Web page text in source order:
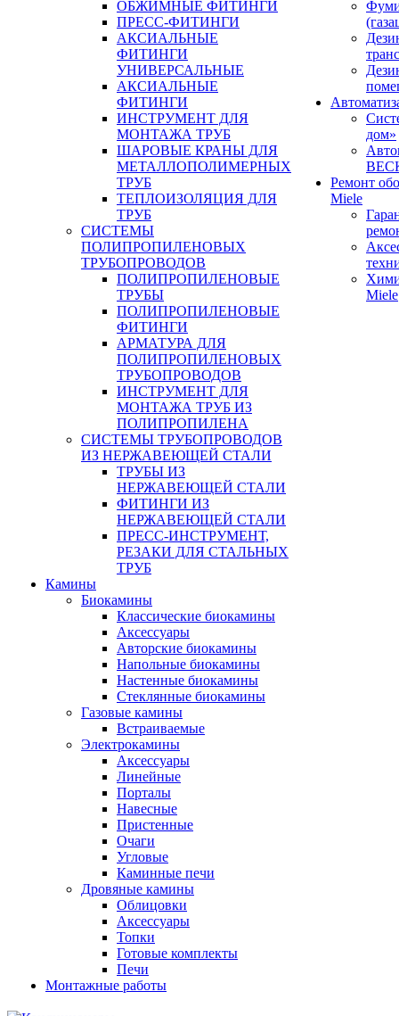
ОБЖИМНЫЕ ФИТИНГИ
ПРЕСС-ФИТИНГИ
АКСИАЛЬНЫЕ
ФИТИНГИ
УНИВЕРСАЛЬНЫЕ
АКСИАЛЬНЫЕ
ФИТИНГИ
ИНСТРУМЕНТ ДЛЯ
МОНТАЖА ТРУБ
ШАРОВЫЕ КРАНЫ ДЛЯ
МЕТАЛЛОПОЛИМЕРНЫХ
ТРУБ
ТЕПЛОИЗОЛЯЦИЯ ДЛЯ
ТРУБ
СИСТЕМЫ
ПОЛИПРОПИЛЕНОВЫХ
ТРУБОПРОВОДОВ
ПОЛИПРОПИЛЕНОВЫЕ
ТРУБЫ
ПОЛИПРОПИЛЕНОВЫЕ
ФИТИНГИ
АРМАТУРА ДЛЯ
ПОЛИПРОПИЛЕНОВЫХ
ТРУБОПРОВОДОВ
ИНСТРУМЕНТ ДЛЯ
МОНТАЖА ТРУБ ИЗ
ПОЛИПРОПИЛЕНА
СИСТЕМЫ ТРУБОПРОВОДОВ
ИЗ НЕРЖАВЕЮЩЕЙ СТАЛИ
ТРУБЫ ИЗ
НЕРЖАВЕЮЩЕЙ СТАЛИ
ФИТИНГИ ИЗ
НЕРЖАВЕЮЩЕЙ СТАЛИ
ПРЕСС-ИНСТРУМЕНТ,
РЕЗАКИ ДЛЯ СТАЛЬНЫХ
ТРУБ
Камины
Биокамины
Классические биокамины
Аксессуары
Авторские биокамины
Напольные биокамины
Настенные биокамины
Стеклянные биокамины
Газовые камины
Встраиваемые
Электрокамины
Аксессуары
Линейные
Порталы
Навесные
Пристенные
Очаги
Угловые
Каминные печи
Дровяные камины
Облицовки
Аксессуары
Топки
Готовые комплекты
Печи
Монтажные работы
дом»
Ремонт
Miele
Miele